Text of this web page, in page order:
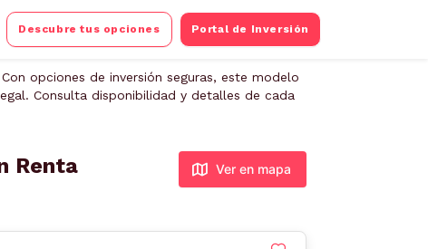
Descubre tus opciones Portal de Inversión
opciones de inversión seguras, este modelo
Consulta disponibilidad y detalles de cada
Renta
Ver en mapa